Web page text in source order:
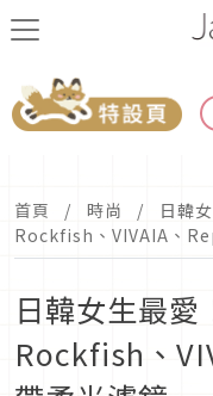
首頁 時尚
日韓
Rockfish、VIVAIA、
日韓女生最愛
Rockfish、